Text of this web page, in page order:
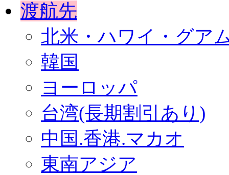
渡航先
北米・ハワイ・グア
韓国
ヨーロッパ
台湾(長期割引あり)
中国.香港.マカオ
東南アジア